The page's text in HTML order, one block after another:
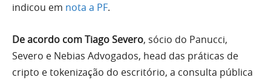
indicou em nota a PF.
De acordo com Tiago Severo, sócio do Panucci,
Severo e Nebias Advogados, head das práticas de
cripto e tokenização do escritório, a consulta pública